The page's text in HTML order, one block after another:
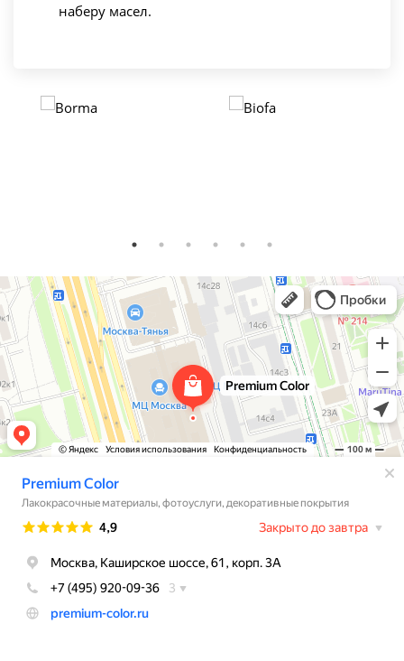
наберу масел.
Premium Color
Лакокрасочные материалы в Москве
Декоративные покрытия в Москве